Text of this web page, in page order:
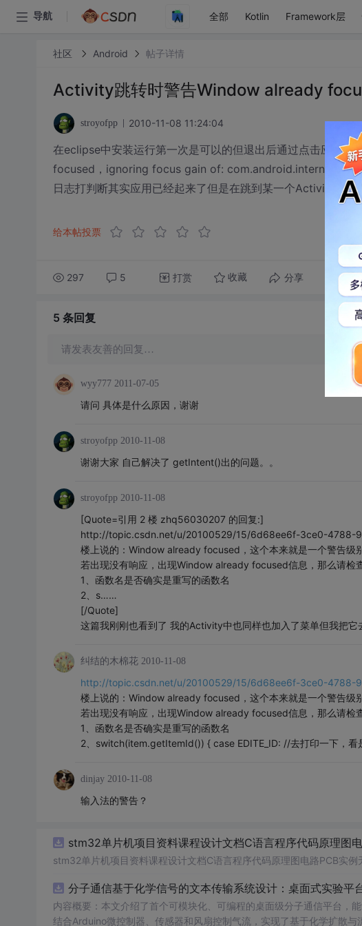
导航 全部 Kotlin Framework层
社区 Android 帖子详情
Activity跳转时警告Window already
stroyofpp 2010-11-08 11:24:04
在eclipse中安装运行第一次是可以的但退出后通过点击应用
focused，ignoring focus gain of:
日志打判断其实应用已经起来了但是在跳到某一个Activity时
给本帖投票
297 5 打赏 收藏 分享 转发
5 条回复
请发表友善的回复…
wyy777 2011-07-05
请问 具体是什么原因，谢谢
stroyofpp 2010-11-08
谢谢大家 自己解决了 getIntent()出的问题。。
stroyofpp 2010-11-08
[Quote=引用 2 楼 zhq56030207 的回复:]
http://topic.csdn.net/u/20100529/15/6d68ee6f-3ce0-4788-
楼上说的：Window already focused，这个本来就是一个警告级别
若出现没有响应，出现Window already focused信息，那么请检
1、函数名是否确实是重写的函数名
2、s……
[/Quote]
这篇我刚刚也看到了 我的Activity中也同样也加入了菜单但我把
纠结的木棉花 2010-11-08
http://topic.csdn.net/u/20100529/15/6d68ee6f-3ce0-4788-
楼上说的：Window already focused，这个本来就是一个警告级别
若出现没有响应，出现Window already focused信息，那么请检
1、函数名是否确实是重写的函数名
2、switch(item.getItemId()) { case EDITE_ID: //去打印一下，看
dinjay 2010-11-08
输入法的警告？
stm32单片机项目资料课程设计文档C语言程序代码原理图
stm32单片机项目资料课程设计文档C语言程序代码原理图电路PCB实例
分子通信基于化学信号的文本传输系统设计：桌面式实验平
内容概要：本文介绍了首个可模块化、可编程的桌面级分子通信平台，
结合Arduino微控制器、传感器和风扇控制气流，实现了基于化学扩散